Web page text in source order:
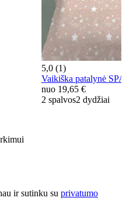
5,0 (1)
Vaikiška patalynė
nuo 19,65 €
2 spalvos2 dydžiai
ir sutinku su privatumo